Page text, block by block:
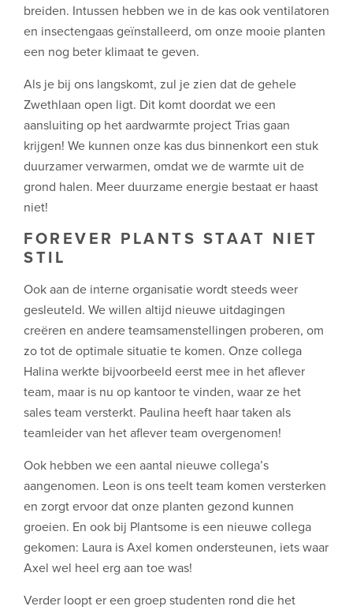
breiden. Intussen hebben we in de kas ook ventilatoren
en insectengaas geïnstalleerd, om onze mooie planten
een nog beter klimaat te geven.
Als je bij ons langskomt, zul je zien dat de gehele
Zwethlaan open ligt. Dit komt doordat we een
aansluiting op het aardwarmte project Trias gaan
krijgen! We kunnen onze kas dus binnenkort een stuk
duurzamer verwarmen, omdat we de warmte uit de
grond halen. Meer duurzame energie bestaat er haast
niet!
FOREVER PLANTS STAAT NIET
STIL
Ook aan de interne organisatie wordt steeds weer
gesleuteld. We willen altijd nieuwe uitdagingen
creëren en andere teamsamenstellingen proberen, om
zo tot de optimale situatie te komen. Onze collega
Halina werkte bijvoorbeeld eerst mee in het aflever
team, maar is nu op kantoor te vinden, waar ze het
sales team versterkt. Paulina heeft haar taken als
teamleider van het aflever team overgenomen!
Ook hebben we een aantal nieuwe collega’s
aangenomen. Leon is ons teelt team komen versterken
en zorgt ervoor dat onze planten gezond kunnen
groeien. En ook bij Plantsome is een nieuwe collega
gekomen: Laura is Axel komen ondersteunen, iets waar
Axel wel heel erg aan toe was!
Verder loopt er een groep studenten rond die het